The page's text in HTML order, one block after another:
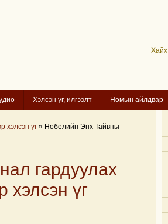
Хайх
Хэлсэн үг, илгээлт Номын айлдвар
хэлсэн үг » Нобелийн Энх Тайвны
гардуулах
хэлсэн үг